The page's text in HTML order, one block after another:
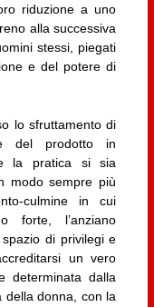
riduzione a uno
alla successiva
stessi, piegati
e del potere di
lo sfruttamento di
del prodotto in
la pratica si sia
modo sempre più
culmine in cui
forte, l’anziano
di privilegi e
un vero
determinata dalla
della donna, con la